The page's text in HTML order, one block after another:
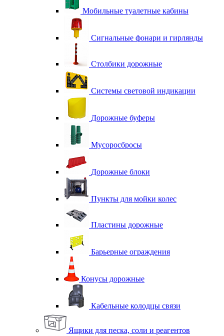
Мобильные туалетные кабины
Сигнальные фонари и гирлянды
Столбики дорожные
Системы световой индикации
Дорожные буферы
Мусоросбросы
Дорожные блоки
Пункты для мойки колес
Пластины дорожные
Барьерные ограждения
Конусы дорожные
Кабельные колодцы связи
Ящики для песка, соли и реагентов